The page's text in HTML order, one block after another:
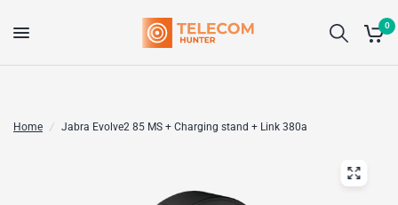
0
Home / Jabra Evolve2 85 MS + Charging stand + Link 380a